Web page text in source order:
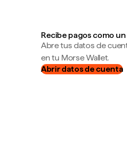
Recibe pagos como
Abre tus datos de
en tu Morse Wallet.
Abrir datos de cuenta